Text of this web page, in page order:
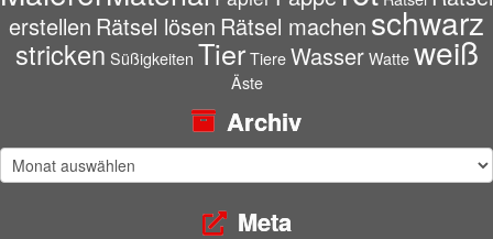
erstellen Rätsel lösen Rätsel machen schwarz
stricken Süßigkeiten Tier Tiere Wasser Watte weiß
Äste
Archiv
Archiv
Meta